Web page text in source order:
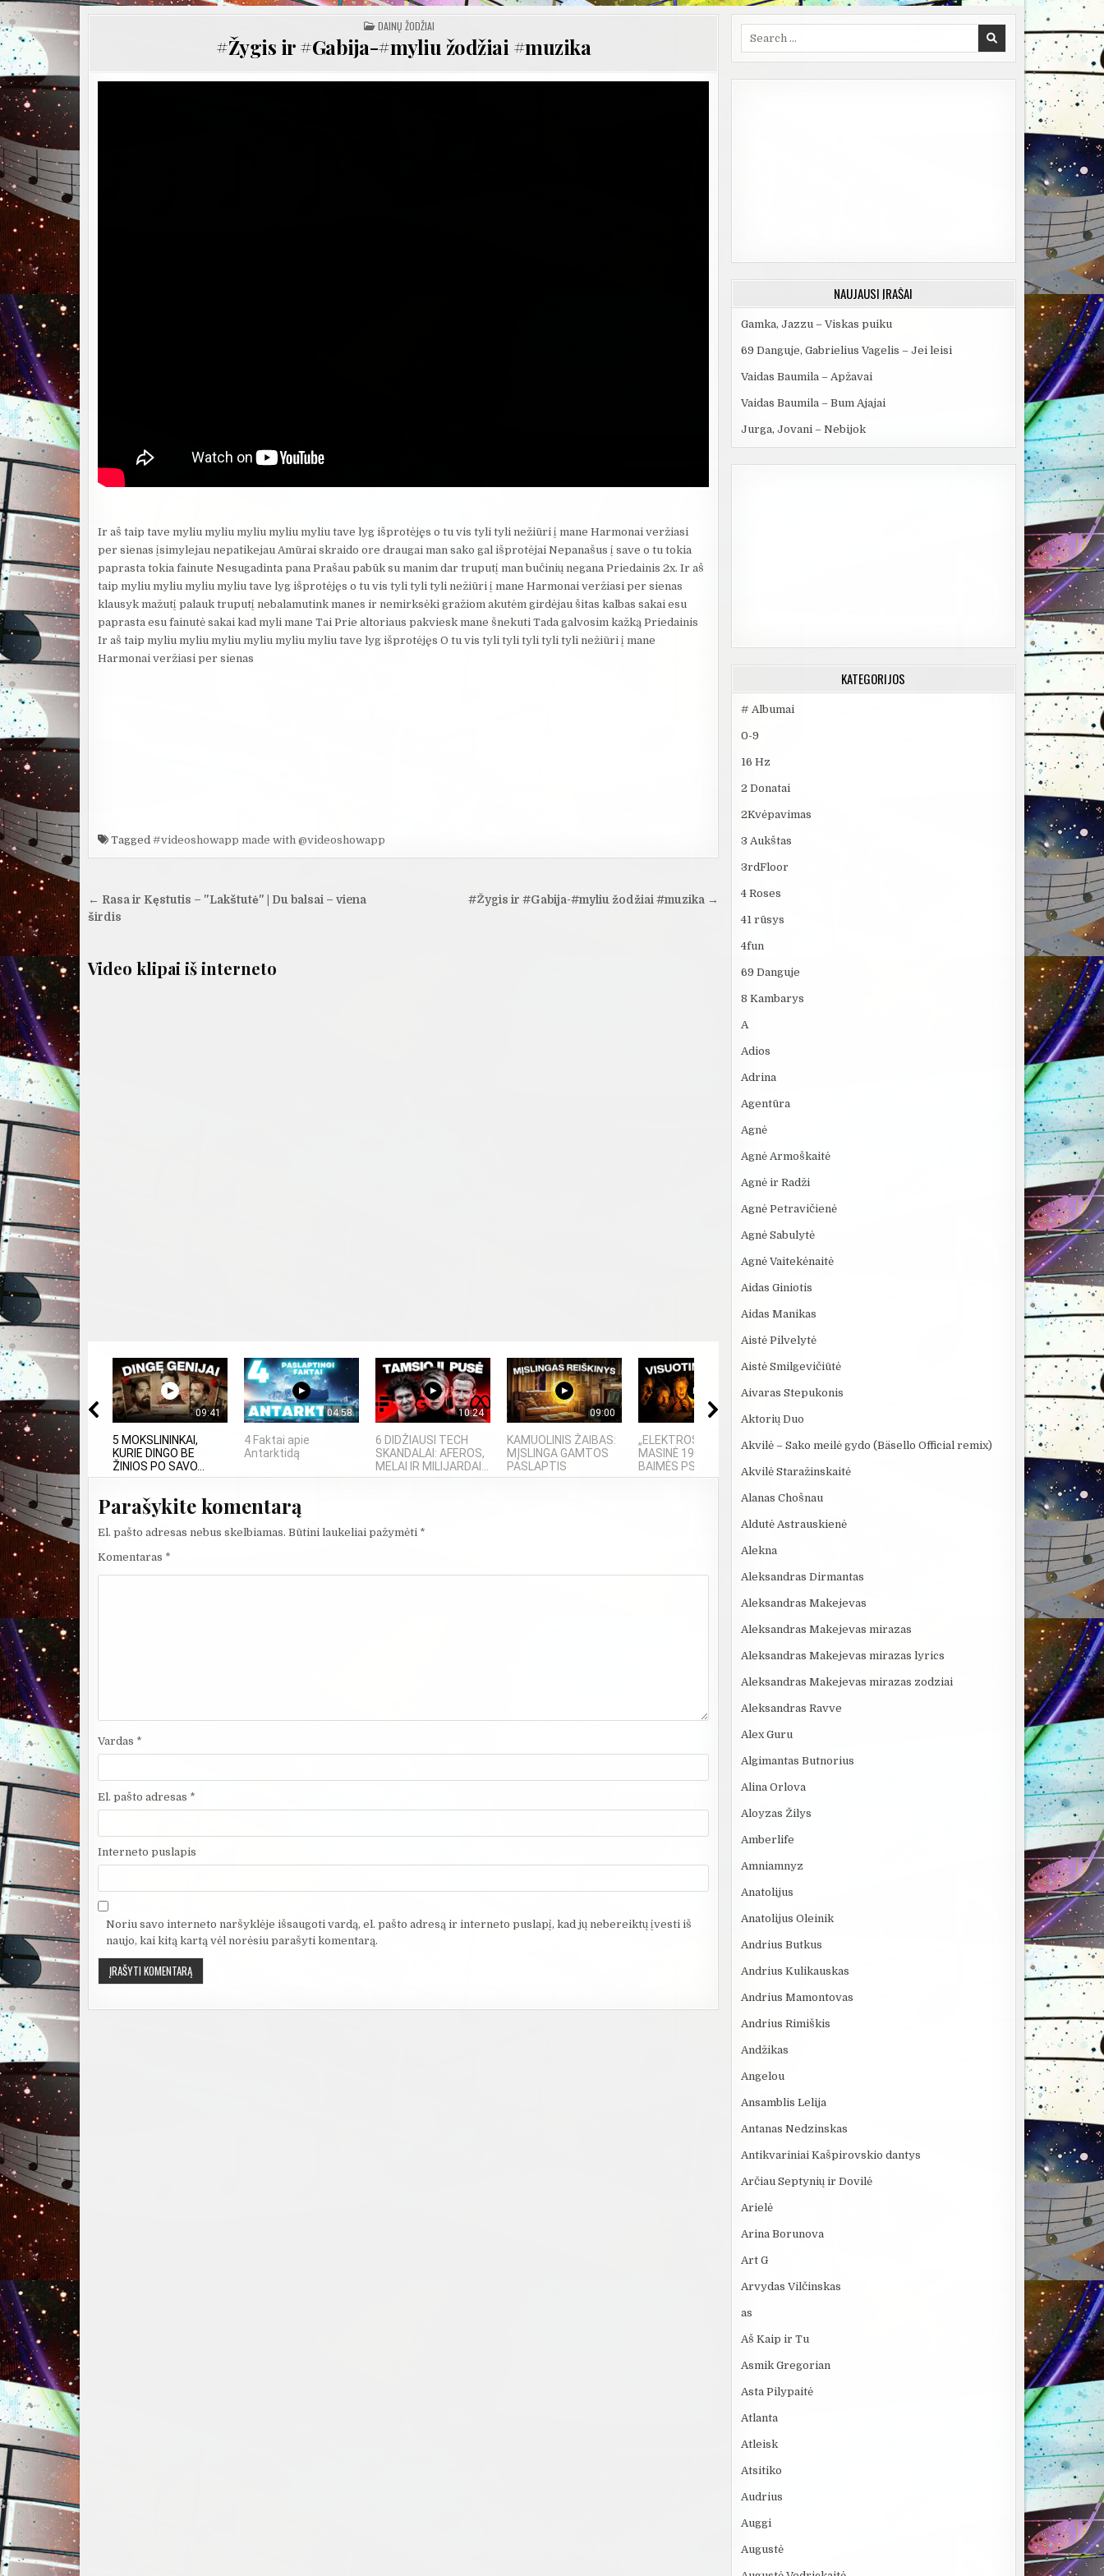
POSTED
IN
DAINŲ ŽODŽIAI
#Žygis ir #Gabija-#myliu žodžiai #muzika
Ir aš taip tave myliu myliu myliu myliu myliu tave lyg išprotėjęs o tu vis tyli tyli nežiūri į mane Harmonai veržiasi
per sienas įsimylejau nepatikejau Amūrai skraido ore draugai man sako gal išprotėjai Nepanašus į save o tu tokia
paprasta tokia fainute Nesugadinta pana Prašau pabūk su manim dar truputį man bučinių negana Priedainis 2x. Ir aš
taip myliu myliu myliu myliu tave lyg išprotėjęs o tu vis tyli tyli tyli nežiūri į mane Harmonai veržiasi per sienas
klausyk mažutį palauk truputį nebalamutink manes ir nemirksėki gražiom akutėm girdėjau šitas kalbas sakai esu
paprasta esu fainutė sakai kad myli mane Tai Prie altoriaus pakviesk mane šnekuti Tada galvosim kažką Priedainis
Ir aš taip myliu myliu myliu myliu myliu myliu tave lyg išprotėjęs O tu vis tyli tyli tyli tyli tyli nežiūri į mane
Harmonai veržiasi per sienas
Tagged #videoshowapp made with @videoshowapp
Navigacija
tarp
#Žygis ir #Gabija-#myliu žodžiai #muzika →
← Rasa ir Kęstutis – "Lakštutė" | Du balsai – viena
širdis
Video klipai iš interneto
09:41
5 MOKSLININKAI,
KURIE DINGO BE
ŽINIOS PO SAVO...
04:58
4 Faktai apie
Antarktidą
10:24
6 DIDŽIAUSI TECH
SKANDALAI: AFEROS,
MELAI IR MILIJARDAI...
09:00
KAMUOLINIS ŽAIBAS:
MĮSLINGA GAMTOS
PASLAPTIS
04:06
„ELEKTROS DIETA“:
MASINĖ 1910-ŲJŲ
BAIMĖS PSICHOZĖ
5 SENOVĖS
TECHNOLOGIJOS,
KURIŲ MOKSLININKAI...
KĄ SLEPIA BALTIJOS
JŪRA? 5
69 Danguje -
Lakštutė
Parašykite komentarą
El. pašto adresas nebus skelbiamas. Būtini laukeliai pažymėti *
Komentaras *
Vardas *
El. pašto adresas *
Interneto puslapis
Noriu savo interneto naršyklėje išsaugoti vardą, el. pašto adresą ir interneto puslapį, kad jų nebereiktų įvesti iš
naujo, kai kitą kartą vėl norėsiu parašyti komentarą.
NAUJAUSI ĮRAŠAI
Gamka, Jazzu – Viskas puiku
69 Danguje, Gabrielius Vagelis – Jei leisi
Vaidas Baumila – Apžavai
Vaidas Baumila – Bum Ajajai
Jurga, Jovani – Nebijok
KATEGORIJOS
# Albumai
0-9
16 Hz
2 Donatai
2Kvėpavimas
3 Aukštas
3rdFloor
4 Roses
41 rūsys
4fun
69 Danguje
8 Kambarys
A
Adios
Adrina
Agentūra
Agnė
Agnė Armoškaitė
Agnė ir Radži
Agnė Petravičienė
Agnė Sabulytė
Agnė Vaitekėnaitė
Aidas Giniotis
Aidas Manikas
Aistė Pilvelytė
Aistė Smilgevičiūtė
Aivaras Stepukonis
Aktorių Duo
Akvilė – Sako meilė gydo (Bäsello Official remix)
Akvilė Staražinskaitė
Alanas Chošnau
Aldutė Astrauskienė
Alekna
Aleksandras Dirmantas
Aleksandras Makejevas
Aleksandras Makejevas mirazas
Aleksandras Makejevas mirazas lyrics
Aleksandras Makejevas mirazas zodziai
Aleksandras Ravve
Alex Guru
Algimantas Butnorius
Alina Orlova
Aloyzas Žilys
Amberlife
Amniamnyz
Anatolijus
Anatolijus Oleinik
Andrius Butkus
Andrius Kulikauskas
Andrius Mamontovas
Andrius Rimiškis
Andžikas
Angelou
Ansamblis Lelija
Antanas Nedzinskas
Antikvariniai Kašpirovskio dantys
Arčiau Septynių ir Dovilė
Arielė
Arina Borunova
Art G
Arvydas Vilčinskas
as
Aš Kaip ir Tu
Asmik Gregorian
Asta Pilypaitė
Atlanta
Atleisk
Atsitiko
Audrius
Auggi
Augustė